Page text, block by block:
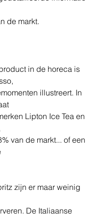
de markt.
in de horeca is
illustreert. In
Lipton Ice Tea en
van de markt... of een
zijn er maar weinig
De Italiaanse